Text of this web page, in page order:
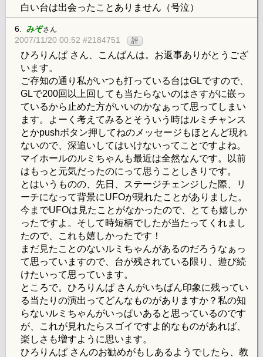
白い台は出会ったことありません（号泣）
6. みぞさん
2007/11/20 00:52 #2184751 評
ひろりんぱ さん、こんばんは。お返事ありがとうござ
います。
ご存知の通り私がいつも打っている台はGLですので、
GLで200回以上回しても当たらないのはさすがに嵌っ
ているから止めた方がいいのかなぁって思ってしまい
ます。よーく考えてみるとそういう時はルミチャンス
とかpushボタン押してねのメッセージもほとんど現れ
ないので、深追いしてはいけないってことですよね。
マイホールのルミちゃんも最近は全然なんです。以前
はもっと元気だったのにって思うことしきりです。
とはいうものの、先日、ステージチェンジした際、リ
ーチになって背景にUFOが現れたことがありました。
今までUFOは見たことがなかったので、とても嬉しか
ったですよ。そして時短柄でしたが当たってくれまし
たので、これも嬉しかったです！
まだ見たことのないルミちゃんがあるのだろうなぁっ
て思っていますので、台が残されている限り、遊び続
けたいって思っています。
ところで。ひろりんぱ さんがいちばん印象に残ってい
る当たりの演出ってどんなものがありますか？私の知
らないルミちゃんがいっぱいあると思っているのです
が、これが見れたらスゴイですよ的なものがあれば、
楽しさも増すように思います。
ひろりんぱ さんのお勧めがもしあるようでしたら、教